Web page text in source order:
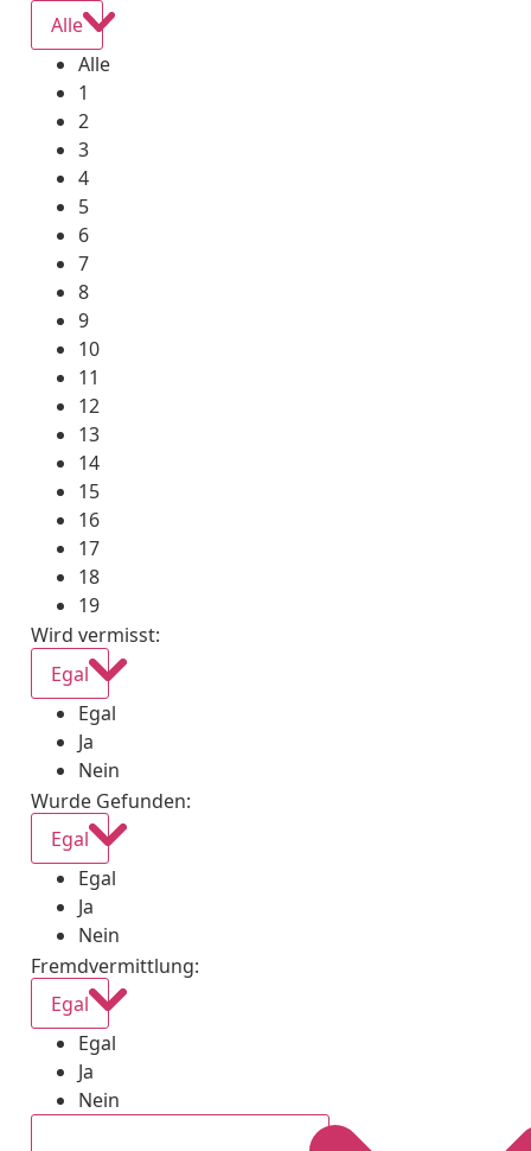
Alle
Alle
1
2
3
4
5
6
7
8
9
10
11
12
13
14
15
16
17
18
19
Wird vermisst:
Egal
Egal
Ja
Nein
Wurde Gefunden:
Egal
Egal
Ja
Nein
Fremdvermittlung:
Egal
Egal
Ja
Nein